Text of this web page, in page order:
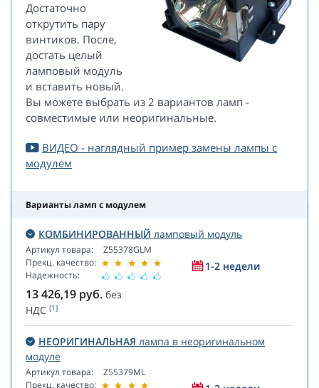
Достаточно
открутить пару
винтиков. После,
достать целый
ламповый модуль
и вставить новый.
Вы можете выбрать из 2 вариантов ламп -
совместимые или неоригинальные.
ВИДЕО - наглядный пример замены лампы с
модулем
Варианты ламп с модулем
КОМБИНИРОВАННЫЙ ламповый модуль
Артикул товара:
Прекц. качество:
Надежность:
Z55378GLM
1-2 недели
13 426,19 руб. без
НДС [1]
НЕОРИГИНАЛЬНАЯ лампа в неоригинальном
модуле
Артикул товара:
Прекц. качество:
Z55379ML